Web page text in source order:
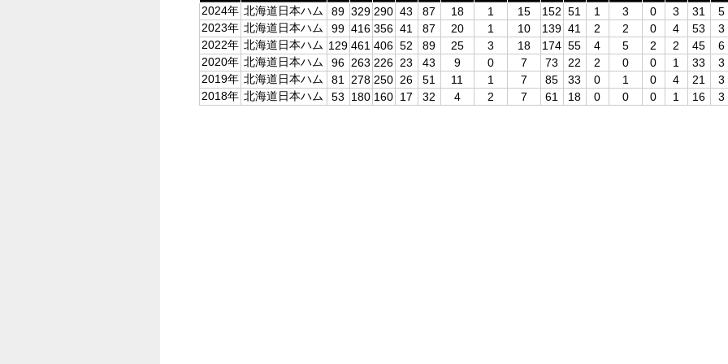
2024年 北海道日本ハム 89 329 290 43 87 18 1 15 152 51 1 3 0 3 31
5
2023年 北海道日本ハム 99 416 356 41 87 20 1 10 139 41 2 2 0 4 53
3
2022年 北海道日本ハム 129 461 406 52 89 25 3 18 174 55 4 5 2 2 45
6
2020年 北海道日本ハム 96 263 226 23 43 9 0 7 73 22 2 0 0 1 33
3
2019年 北海道日本ハム 81 278 250 26 51 11 1 7 85 33 0 1 0 4 21
3
2018年 北海道日本ハム 53 180 160 17 32 4 2 7 61 18 0 0 0 1 16 3